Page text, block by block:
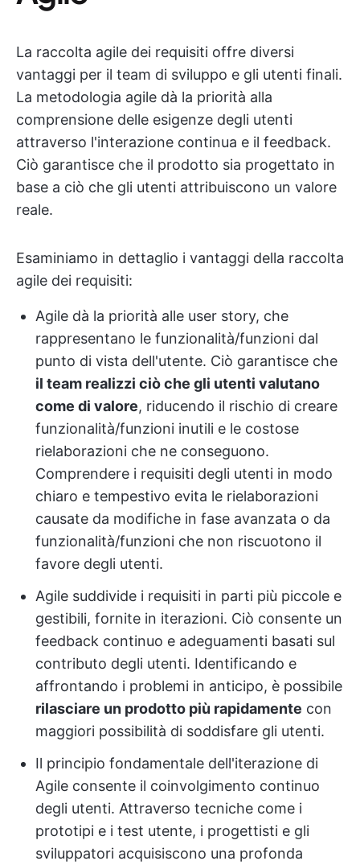
La raccolta agile dei requisiti offre diversi
vantaggi per il team di sviluppo e gli utenti finali.
La metodologia agile dà la priorità alla
comprensione delle esigenze degli utenti
attraverso l'interazione continua e il feedback.
Ciò garantisce che il prodotto sia progettato in
base a ciò che gli utenti attribuiscono un valore
reale.
Esaminiamo in dettaglio i vantaggi della raccolta
agile dei requisiti:
Agile dà la priorità alle user story, che
rappresentano le funzionalità/funzioni dal
punto di vista dell'utente. Ciò garantisce che
il team realizzi ciò che gli utenti valutano
come di valore, riducendo il rischio di creare
funzionalità/funzioni inutili e le costose
rielaborazioni che ne conseguono.
Comprendere i requisiti degli utenti in modo
chiaro e tempestivo evita le rielaborazioni
causate da modifiche in fase avanzata o da
funzionalità/funzioni che non riscuotono il
favore degli utenti.
Agile suddivide i requisiti in parti più piccole e
gestibili, fornite in iterazioni. Ciò consente un
feedback continuo e adeguamenti basati sul
contributo degli utenti. Identificando e
affrontando i problemi in anticipo, è possibile
rilasciare un prodotto più rapidamente con
maggiori possibilità di soddisfare gli utenti.
Il principio fondamentale dell'iterazione di
Agile consente il coinvolgimento continuo
degli utenti. Attraverso tecniche come i
prototipi e i test utente, i progettisti e gli
sviluppatori acquisiscono una profonda